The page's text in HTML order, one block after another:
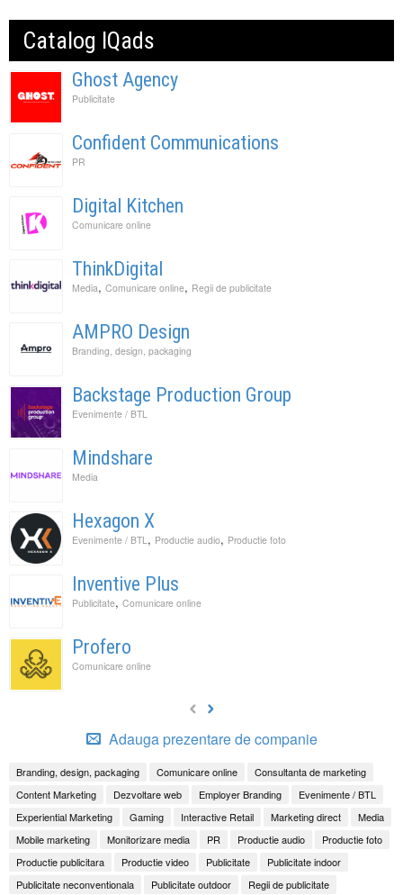
Catalog IQads
Ghost Agency
Publicitate
Confident Communications
PR
Digital Kitchen
Comunicare online
ThinkDigital
Media, Comunicare online, Regii de publicitate
AMPRO Design
Branding, design, packaging
Backstage Production Group
Evenimente / BTL
Mindshare
Media
Hexagon X
Evenimente / BTL , Productie audio, Productie foto
Inventive Plus
Publicitate, Comunicare online
Profero
Comunicare online
Adauga prezentare de companie
Branding, design, packaging Comunicare online
Consultanta de marketing
Content Marketing
Dezvoltare web Employer Branding
Evenimente / BTL
Experiential Marketing
Gaming Interactive Retail Marketing direct
Media
Mobile marketing
Monitorizare media PR Productie audio
Productie foto
Productie publicitara
Productie video Publicitate
Publicitate indoor
Publicitate neconventionala
Publicitate outdoor Regii de publicitate